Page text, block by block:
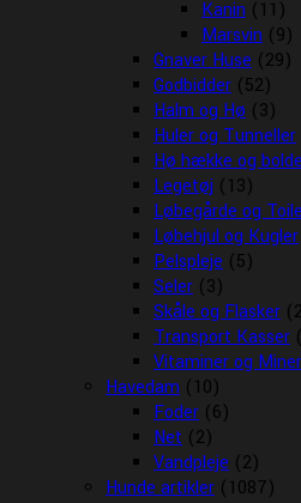
Kanin (11)
Marsvin (9)
Gnaver Huse (29)
Godbidder (52)
Halm og Hø (3)
Huler og Tunneller
Hø hække og bolde
Legetøj (13)
Løbegårde og
Løbehjul og Kugler
Pelspleje (5)
Seler (3)
Skåle og Flasker
Transport Kasser
Vitaminer og
Havedam (10)
Foder (6)
Net (2)
Vandpleje (2)
Hunde artikler (1087)